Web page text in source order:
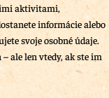
aktivitami,
informácie alebo
svoje osobné údaje.
ale len vtedy, ak ste im